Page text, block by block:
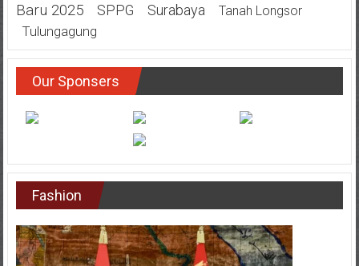
Baru 2025
SPPG Surabaya Tanah Longsor
Tulungagung
Our Sponsers
Fashion